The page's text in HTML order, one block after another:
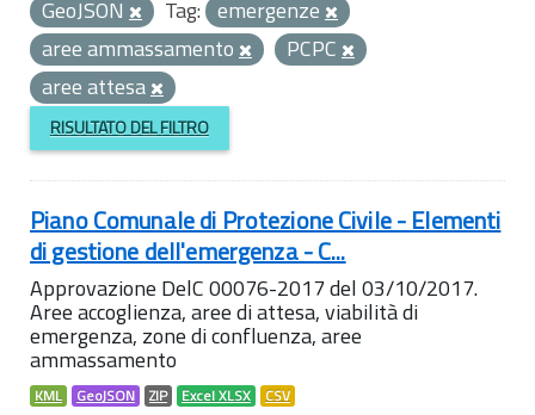
GeoJSON
Tag: emergenze
aree ammassamento
PCPC
aree attesa
RISULTATO DEL FILTRO
Piano Comunale di Protezione Civile - Elementi
di gestione dell'emergenza - C...
Approvazione DelC 00076-2017 del 03/10/2017.
Aree accoglienza, aree di attesa, viabilità di
emergenza, zone di confluenza, aree
ammassamento
KML GeoJSON ZIP Excel XLSX CSV